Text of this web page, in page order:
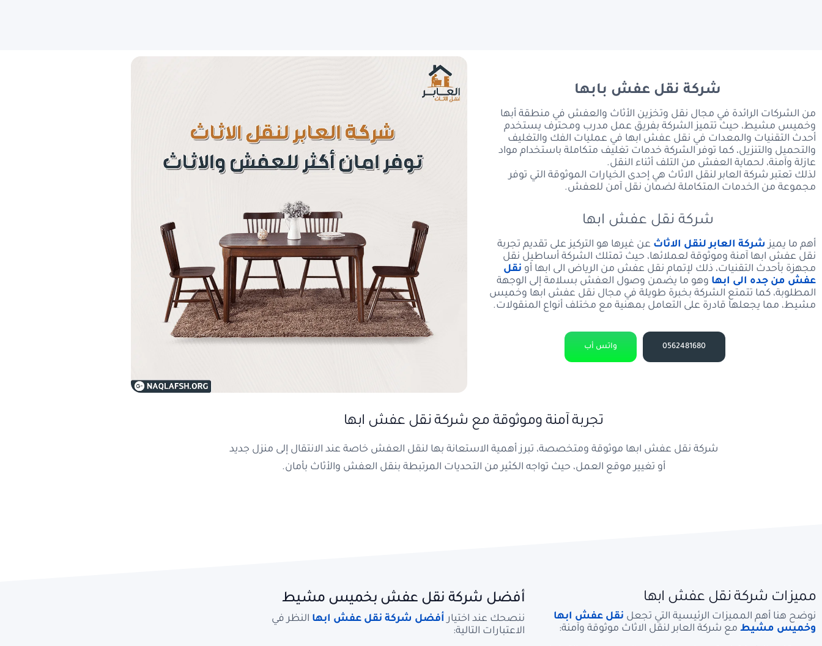
فك وتركيب الاثاث بخميس مشيط
نقل اثاث بأبها
نقل عفش من الدمام الى أبها
شركة نقل عفش بابها
من الشركات الرائدة في مجال نقل وتخزين الأثاث والعفش في منطقة أبها
وخميس مشيط، حيث تتميز الشركة بفريق عمل مدرب ومحترف يستخدم
أحدث التقنيات والمعدات في نقل عفش ابها في عمليات الفك والتغليف
والتحميل والتنزيل، كما توفر الشركة خدمات تغليف متكاملة باستخدام مواد
عازلة وآمنة، لحماية العفش من التلف أثناء النقل.
لذلك تعتبر شركة العابر لنقل الاثاث هي إحدى الخيارات الموثوقة التي توفر
مجموعة من الخدمات المتكاملة لضمان نقل آمن للعفش.
شركة نقل عفش ابها
أهم ما يميز شركة العابر لنقل الاثاث عن غيرها هو التركيز على تقديم تجربة
نقل عفش ابها آمنة وموثوقة لعملائها، حيث تمتلك الشركة أساطيل نقل
مجهزة بأحدث التقنيات، ذلك لإتمام نقل عفش من الرياض الى ابها أو نقل
عفش من جده الى ابها وهو ما يضمن وصول العفش بسلامة إلى الوجهة
المطلوبة، كما تتمتع الشركة بخبرة طويلة في مجال نقل عفش ابها وخميس
مشيط، مما يجعلها قادرة على التعامل بمهنية مع مختلف أنواع المنقولات.
0562481680 واتس أب
تجربة آمنة وموثوقة مع شركة نقل عفش ابها
شركة نقل عفش ابها موثوقة ومتخصصة، تبرز أهمية الاستعانة بها لنقل العفش خاصة عند الانتقال إلى منزل جديد
أو تغيير موقع العمل، حيث تواجه الكثير من التحديات المرتبطة بنقل العفش والأثاث بأمان.
مميزات شركة نقل عفش ابها
نوضح هنا أهم المميزات الرئيسية التي تجعل نقل عفش ابها
وخميس مشيط مع شركة العابر لنقل الاثاث موثوقة وآمنة:
أفضل شركة نقل عفش بخميس مشيط
ننصحك عند اختيار أفضل شركة نقل عفش ابها النظر في
الاعتبارات التالية: